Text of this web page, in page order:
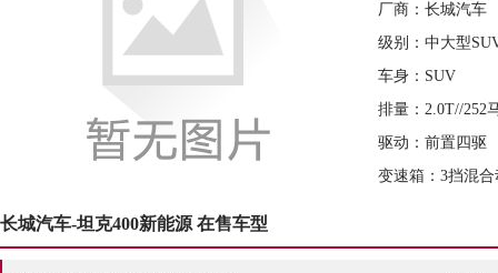
厂商：长城汽车
级别：中大型
车身：SUV
排量：2.0T//252
驱动：前置四驱
变速箱：3挡混
长城汽车-坦克400新能源 在售车型